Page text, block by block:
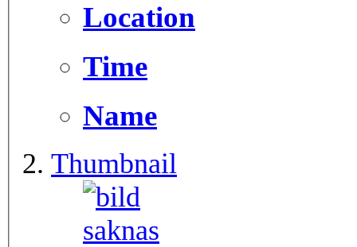
Location
Time
Name
Thumbnail